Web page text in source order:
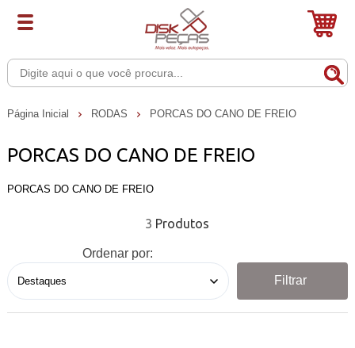
Página Inicial RODAS PORCAS DO CANO DE FREIO
PORCAS DO CANO DE FREIO
PORCAS DO CANO DE FREIO
3
Ordenar por:
Filtrar